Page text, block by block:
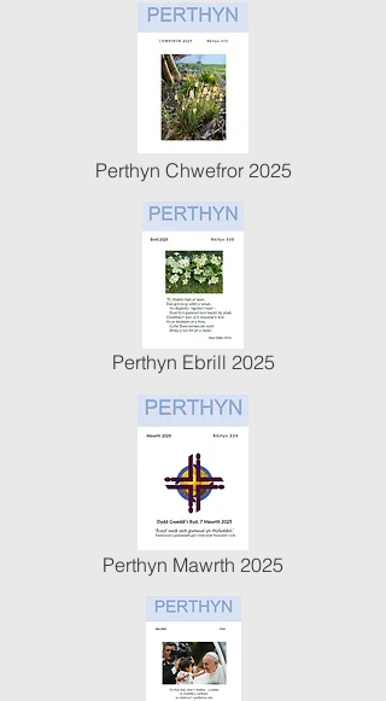
Perthyn Chwefror 2025
Perthyn Ebrill 2025
Perthyn Mawrth 2025